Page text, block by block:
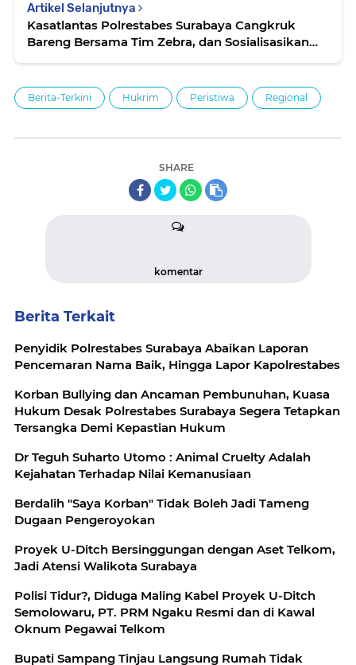
Artikel Selanjutnya
Kasatlantas Polrestabes Surabaya Cangkruk
Bareng Bersama Tim Zebra, dan Sosialisasikan
Berita-Terkini Hukrim Peristiwa Regional
SHARE
komentar
Berita Terkait
Penyidik Polrestabes Surabaya Abaikan Laporan
Pencemaran Nama Baik, Hingga Lapor Kapolrestabes
Korban Bullying dan Ancaman Pembunuhan, Kuasa
Hukum Desak Polrestabes Surabaya Segera Tetapkan
Tersangka Demi Kepastian Hukum
Dr Teguh Suharto Utomo : Animal Cruelty Adalah
Kejahatan Terhadap Nilai Kemanusiaan
Berdalih "Saya Korban" Tidak Boleh Jadi Tameng
Dugaan Pengeroyokan
Proyek U-Ditch Bersinggungan dengan Aset Telkom,
Jadi Atensi Walikota Surabaya
Polisi Tidur?, Diduga Maling Kabel Proyek U-Ditch
Semolowaru, PT. PRM Ngaku Resmi dan di Kawal
Oknum Pegawai Telkom
Bupati Sampang Tinjau Langsung Rumah Tidak